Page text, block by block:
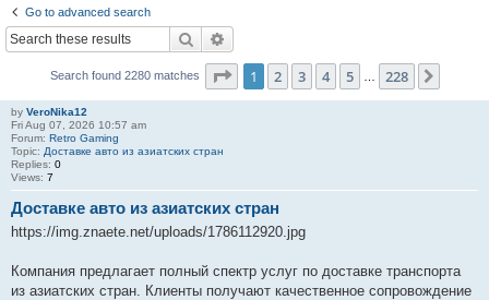
Go to advanced search
Search
Search found 2280 matches Page 1of 228
1 2 3 4 5 228
by VeroNika12
Fri Aug 07, 2026 10:57 am
Forum: Retro Gaming
Topic: Доставке авто из азиатских стран
Replies: 0
Views: 7
Доставке авто из азиатских стран
https://img.znaete.net/uploads/1786112920.jpg
Компания предлагает полный спектр услуг по доставке транспорта
из азиатских стран. Клиенты получают качественное сопровождение